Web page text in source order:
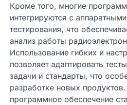
Кроме того, многие
интегрируются с
тестирования, что
анализ работы
Использование гибких и
позволяет адаптировать
задачи и стандарты, что
разработке новых продуктов.
программное обеспечение